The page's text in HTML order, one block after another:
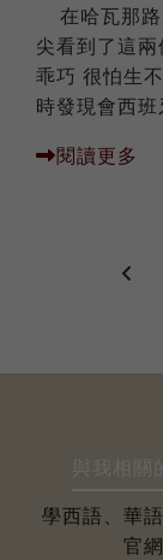
在哈瓦那路
尖看到了這
乖巧 很怕生
時發現會西
閱讀更多
與我相關
學西語、華
官網